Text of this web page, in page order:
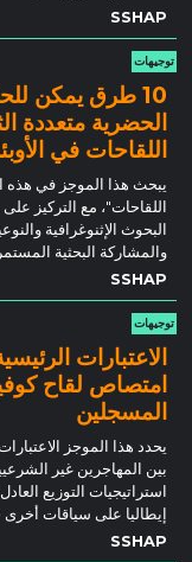
SSHAP
توجيهات
10 طرق يمكن
الحضرية متعددة
اللقاحات في
يبحث هذا الموجز في هذه
اللقاحات"، مع التركيز
البحوث الإثنوغرافية
والمشاركة البحثية
SSHAP
توجيهات
الاعتبارات
المسجلين
بين المهاجرين غير
إيطاليا على سياقات أخرى
SSHAP